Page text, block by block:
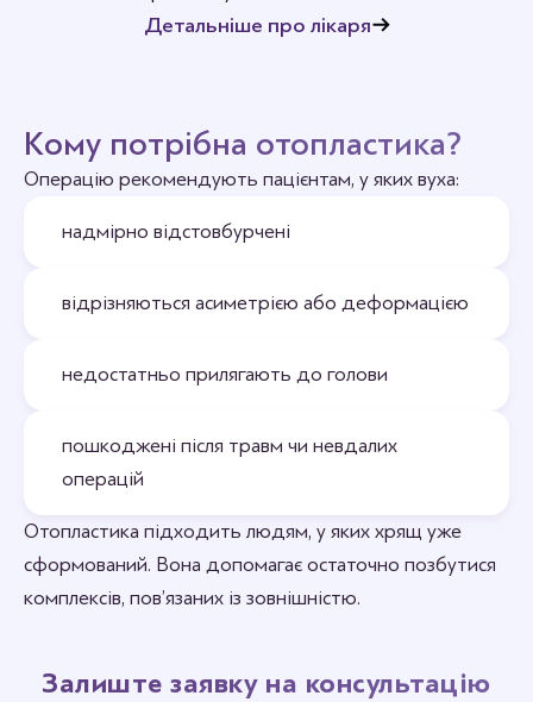
Детальніше про лікаря
Кому потрібна отопластика?
Операцію рекомендують пацієнтам, у яких вуха:
надмірно відстовбурчені
відрізняються асиметрією або деформацією
недостатньо прилягають до голови
пошкоджені після травм чи невдалих
операцій
Отопластика підходить людям, у яких хрящ уже
сформований. Вона допомагає остаточно позбутися
комплексів, пов’язаних із зовнішністю.
Залиште заявку на консультацію